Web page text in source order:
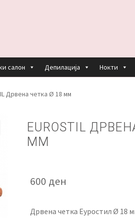
салон Депилација Нокти
AND RETURNS POLICY
ЗА НАС
Дрвена четка Ø 18 мм
EUROSTIL
ММ
600 ден
Дрвена четка Еуростил Ø 18